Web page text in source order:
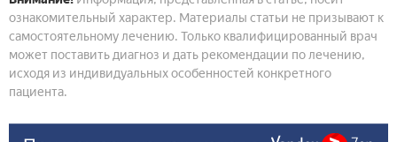
ознакомительный характер. Материалы статьи не призывают к
самостоятельному лечению. Только квалифицированный врач
может поставить диагноз и дать рекомендации по лечению,
исходя из индивидуальных особенностей конкретного
пациента.